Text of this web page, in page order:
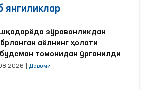
янгиликлар
зўравонликдан
аёлнинг ҳолати
томонидан ўрганилди
Давоми